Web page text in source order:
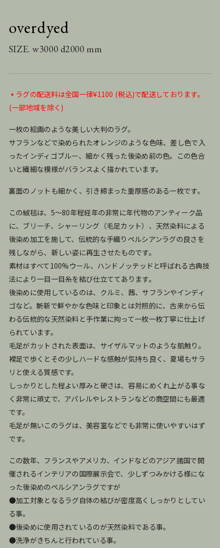
overdyed
SIZE. w3000 d2000 mm
▪️ラグの配送料は全国一律¥1100 (税込)で配送しております。
(一部地域を除く)
一枚の絵画のような美しい大判のラグ。
サフランなどで染められたオレンジのような色味、差し色で入
ったインディゴブルー、細かく残った後染め前の色。この色合
いと繊細な模様がバランスよく描かれています。
裏面のノットも細かく、引き締まった重厚感のある一枚です。
この絨毯は、5〜80年程経年の非常に年代物のアンティーク品
に、ブリーチ、シャーリング（毛足カット）、天然染料による
後染め加工を施して、伝統的な手織りペルシアンラグの良さを
残しながら、新しい姿に再生させたものです。
素材はすべて100%ウール、ハンドノッテッドと呼ばれる古典技
法により一目一目糸を結び仕立ててあります。
後染めに使用しているのは、クルミ、茜、サフランやインディ
ゴなど。斬新で鮮やかな色味と印象とは対照的に、古来から伝
わる伝統的な天然染料と手作業に拘って一枚一枚丁寧に仕上げ
られています。
毛足がカットされた表面は、サイザルマットのような肌触り。
裸足で歩くとその少しハードな感触が気持ち良く、夏場もサラ
リと使える質感です。
しっかりとした程よい厚みと硬さは、容易にめくれ上がる事な
く非常に頑丈で、アパレルやレストランなどの商空間にも最適
です。
毛足が無いこのラグは、美容室などでも非常に使いやすいはず
です。
この数年、フランスやアメリカ、インドなどのアジア諸国で開
催されるインテリアの国際展示会で、少しずつみかける様にな
った後染めのペルシアンラグですが
●加工対象となるラグ自体の結びが密度高くしっかりとしてい
る事。
●後染めに使用されているのが天然染料である事。
●洗浄がきちんと行われている事。